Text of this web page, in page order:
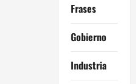
Frases
Gobierno
Industria